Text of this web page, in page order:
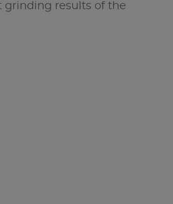
grinding results of the